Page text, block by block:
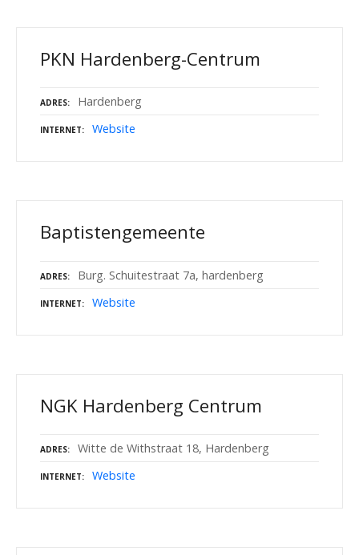
PKN Hardenberg-Centrum
ADRES Hardenberg
INTERNET Website
Baptistengemeente
ADRES Burg. Schuitestraat 7a, hardenberg
INTERNET Website
NGK Hardenberg Centrum
ADRES Witte de Withstraat 18, Hardenberg
INTERNET Website